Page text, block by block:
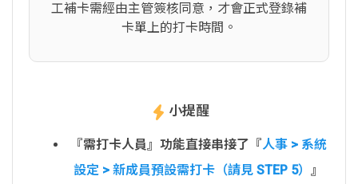
工補卡需經由主管簽核同意，才會正式登錄補
卡單上的打卡時間。
小提醒
『需打卡人員』功能直接串接了『人事 > 系統
設定 > 新成員預設需打卡（請見 STEP 5） 』